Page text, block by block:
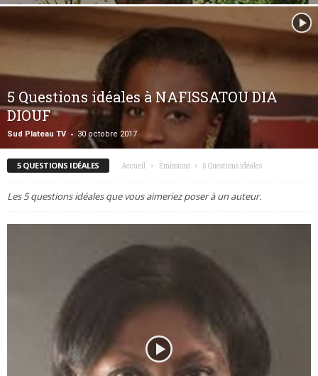
5 Questions idéales à NAFISSATOU DIA
DIOUF
Sud Plateau TV - 30 octobre 2017
5 QUESTIONS IDÉALES Accueil Émissions 5 Questions idéales
Les 5 questions idéales que vous aimeriez poser à un auteur.